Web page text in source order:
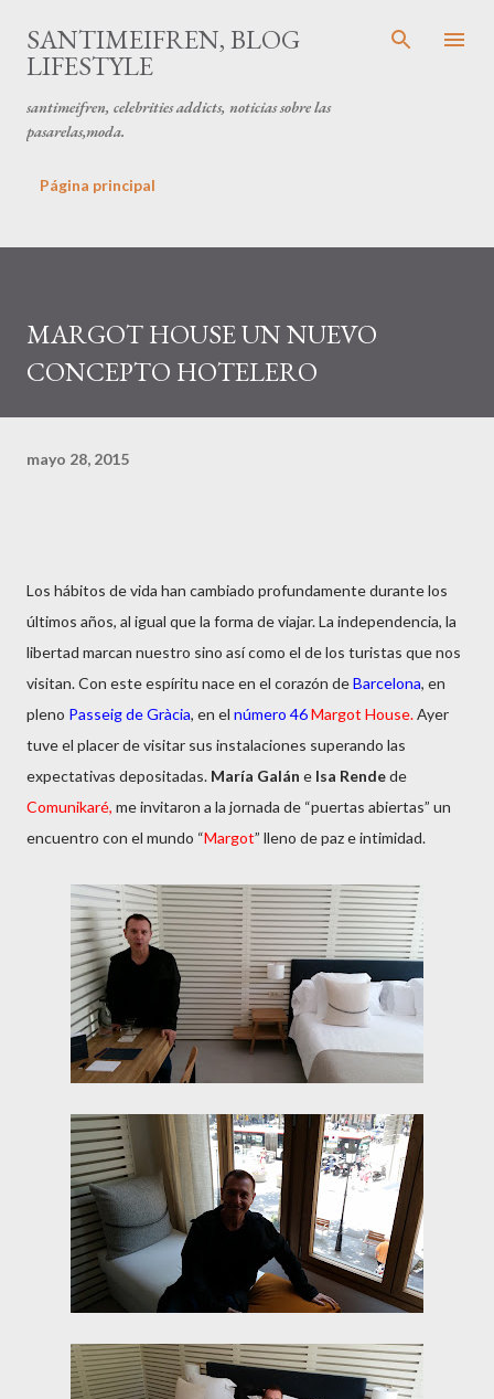
Ir al contenido principal
SANTIMEIFREN, BLOG
LIFESTYLE
santimeifren, celebrities addicts, noticias sobre las
pasarelas,moda.
Página principal
MARGOT HOUSE UN NUEVO
CONCEPTO HOTELERO
mayo 28, 2015
Los hábitos de vida han cambiado profundamente durante los
últimos años, al igual que la forma de viajar. La independencia, la
libertad marcan nuestro sino así como el de los turistas que nos
visitan. Con este espíritu nace en el corazón deBarcelona, en
pleno Passeig de Gràcia, en el número 46Margot House.Ayer
tuve el placer de visitar sus instalaciones superando las
expectativas depositadas. María Galán e Isa Rendede
Comunikaré, me invitaron a la jornada de “puertas abiertas” un
encuentro con el mundo “Margot” lleno de paz e intimidad.